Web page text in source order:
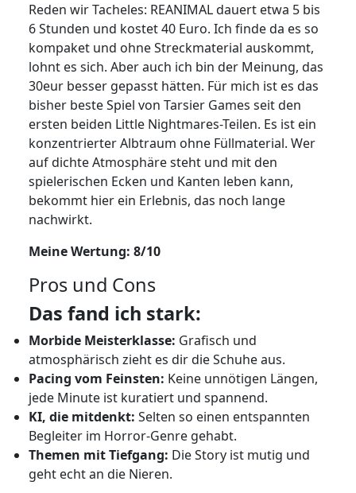
Reden wir Tacheles: REANIMAL dauert etwa 5 bis
6 Stunden und kostet 40 Euro. Ich finde da es so
kompaket und ohne Streckmaterial auskommt,
lohnt es sich. Aber auch ich bin der Meinung, das
30eur besser gepasst hätten. Für mich ist es das
bisher beste Spiel von Tarsier Games seit den
ersten beiden Little Nightmares-Teilen. Es ist ein
konzentrierter Albtraum ohne Füllmaterial. Wer
auf dichte Atmosphäre steht und mit den
spielerischen Ecken und Kanten leben kann,
bekommt hier ein Erlebnis, das noch lange
nachwirkt.
Meine Wertung: 8/10
Pros und Cons
Das fand ich stark:
Morbide Meisterklasse: Grafisch und
atmosphärisch zieht es dir die Schuhe aus.
Pacing vom Feinsten: Keine unnötigen Längen,
jede Minute ist kuratiert und spannend.
KI, die mitdenkt: Selten so einen entspannten
Begleiter im Horror-Genre gehabt.
Themen mit Tiefgang: Die Story ist mutig und
geht echt an die Nieren.